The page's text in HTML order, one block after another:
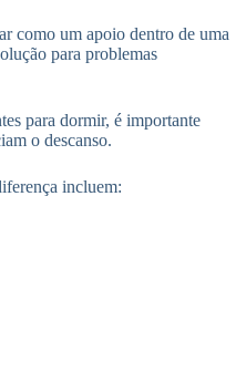
como um apoio dentro de uma
para problemas
para dormir, é importante
o descanso.
incluem: